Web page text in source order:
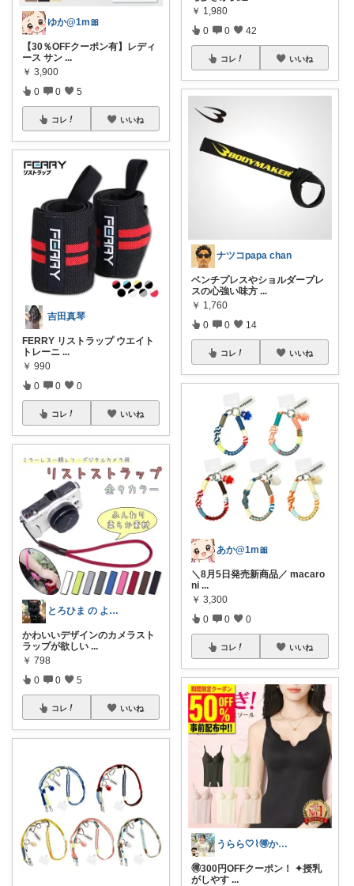
ゆか@1m🎀
【30％OFFクーポン有】レディ
ース サン ...
￥ 3,900
0 0 5
コレ いいね
吉田真琴
FERRY リストラップ ウエイト
トレーニ ...
￥ 990
0 0 0
コレ いいね
とろひま の よろず屋～お得な商品たち～
かわいいデザインのカメラスト
ラップが欲しい ...
￥ 798
0 0 5
コレ いいね
￥ 1,980
0 0 42
コレ いいね
ナツコpapa chan
ベンチプレスやショルダープレ
スの心強い味方 ...
￥ 1,760
0 0 14
コレ いいね
あか@1m🎀
＼8月5日発売新商品／ macaro
ni ...
￥ 3,300
0 0 0
コレ いいね
うらら🤍⌇🉐かわいい暮らし
🉐300円OFFクーポン！ ✦授乳
がしやす ...